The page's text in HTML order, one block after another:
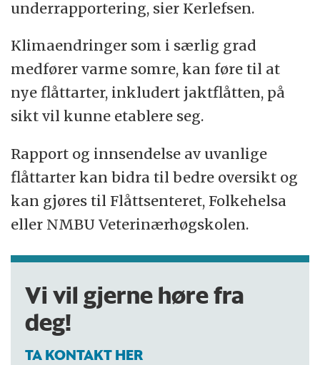
underrapportering, sier Kerlefsen.
Klimaendringer som i særlig grad
medfører varme somre, kan føre til at
nye flåttarter, inkludert jaktflåtten, på
sikt vil kunne etablere seg.
Rapport og innsendelse av uvanlige
flåttarter kan bidra til bedre oversikt og
kan gjøres til Flåttsenteret, Folkehelsa
eller NMBU Veterinærhøgskolen.
Vi vil gjerne høre fra
deg!
TA KONTAKT HER